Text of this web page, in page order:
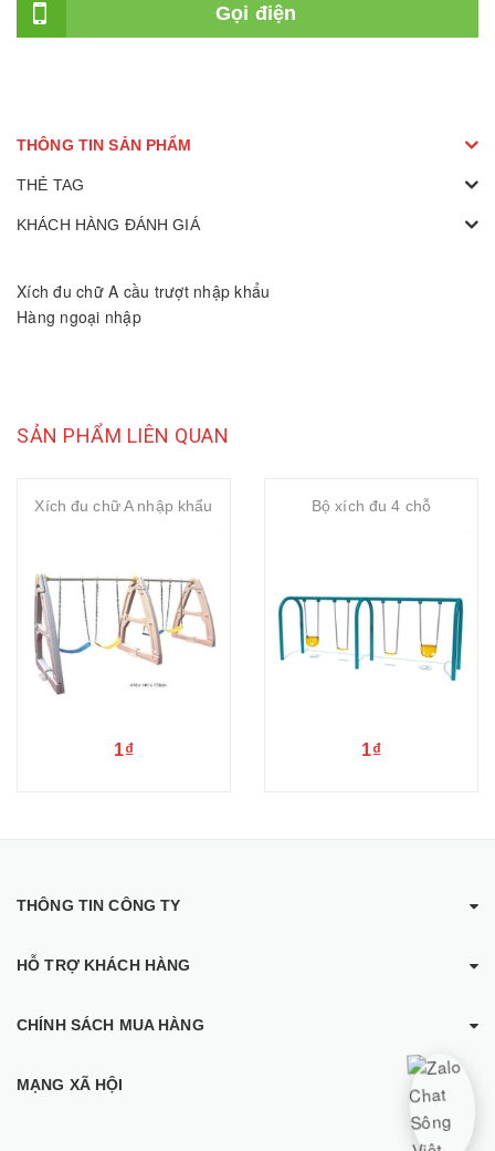
Gọi điện
THÔNG TIN SẢN PHẨM
THẺ TAG
KHÁCH HÀNG ĐÁNH GIÁ
Xích đu chữ A cầu trượt nhập khẩu
Hàng ngoại nhập
SẢN PHẨM LIÊN QUAN
Xích đu chữ A nhập khẩu
1₫
Bộ xích đu 4 chỗ
1₫
THÔNG TIN CÔNG TY
HỖ TRỢ KHÁCH HÀNG
CHÍNH SÁCH MUA HÀNG
MẠNG XÃ HỘI